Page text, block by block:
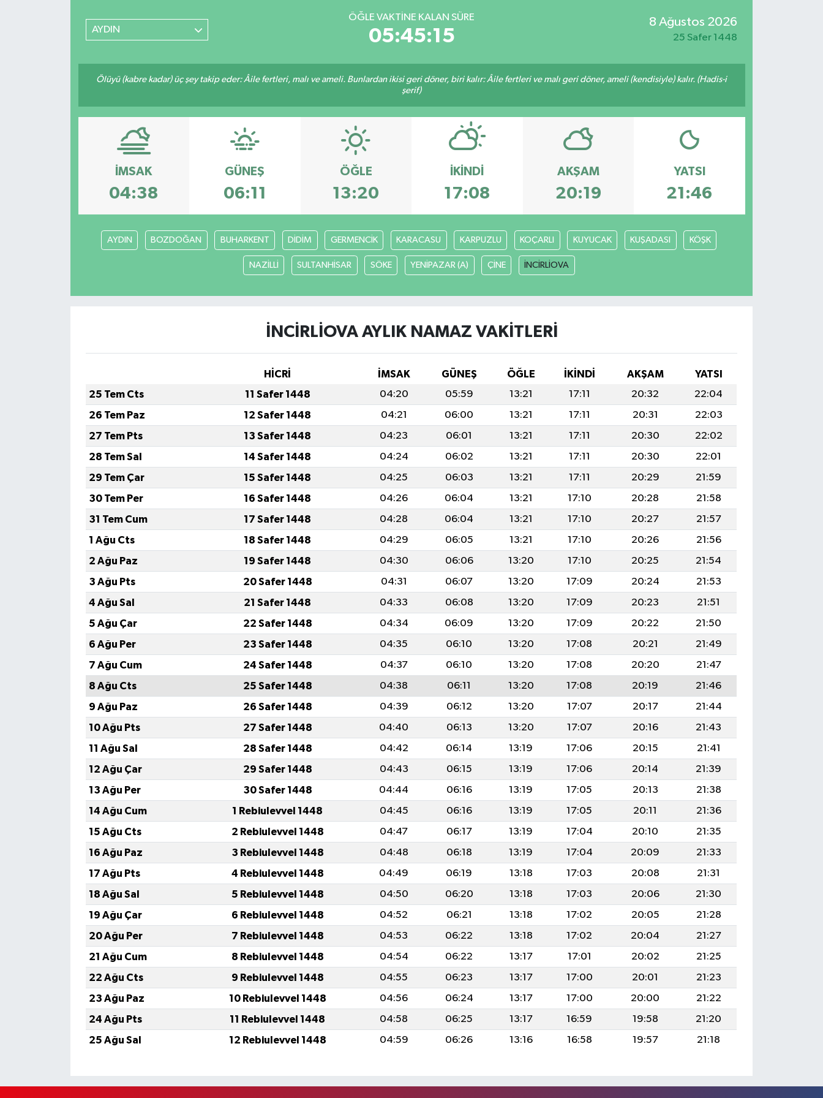
AYDIN
ÖĞLE VAKTINE KALAN SÜRE
05:45:14
8 Ağustos 2026
25 Safer 1448
Ölüyü (kabre kadar) üç şey takip eder: Âile fertleri, malı ve ameli. Bunlardan ikisi geri döner, biri kalır: Âile fertleri ve malı geri döner, ameli (kendisiyle) kalır. (Hadis-i
şerif)
İMSAK
04:38
GÜNEŞ
06:11
ÖĞLE
13:20
İKINDI
17:08
AKŞAM
20:19
YATSI
21:46
AYDIN BOZDOĞAN BUHARKENT DİDİM GERMENCİK KARACASU KARPUZLU KOÇARLI KUYUCAK KUŞADASI KÖŞK
NAZİLLİ SULTANHİSAR SÖKE YENİPAZAR (A) ÇİNE İNCİRLİOVA
İNCİRLİOVA AYLIK NAMAZ VAKITLERI
HİCRİ İMSAK GÜNEŞ ÖĞLE İKINDI AKŞAM
YATSI
25 Tem Cts
11 Safer 1448 04:20 05:59 13:21 17:11 20:32
22:04
26 Tem Paz
12 Safer 1448 04:21 06:00 13:21 17:11 20:31
22:03
27 Tem Pts
13 Safer 1448 04:23 06:01 13:21 17:11 20:30
22:02
28 Tem Sal
14 Safer 1448 04:24 06:02 13:21 17:11 20:30
22:01
29 Tem Çar
15 Safer 1448 04:25 06:03 13:21 17:11 20:29
21:59
30 Tem Per
16 Safer 1448 04:26 06:04 13:21 17:10 20:28
21:58
31 Tem Cum
17 Safer 1448 04:28 06:04 13:21 17:10 20:27
21:57
1 Ağu Cts
18 Safer 1448 04:29 06:05 13:21 17:10 20:26
21:56
2 Ağu Paz
19 Safer 1448 04:30 06:06 13:20 17:10 20:25
21:54
3 Ağu Pts
20 Safer 1448 04:31 06:07 13:20 17:09 20:24
21:53
4 Ağu Sal
21 Safer 1448 04:33 06:08 13:20 17:09 20:23
21:51
5 Ağu Çar
22 Safer 1448 04:34 06:09 13:20 17:09 20:22
21:50
6 Ağu Per
23 Safer 1448 04:35 06:10 13:20 17:08 20:21
21:49
7 Ağu Cum
24 Safer 1448 04:37 06:10 13:20 17:08 20:20
21:47
8 Ağu Cts
25 Safer 1448 04:38 06:11 13:20 17:08 20:19
21:46
9 Ağu Paz
26 Safer 1448 04:39 06:12 13:20 17:07 20:17
21:44
10 Ağu Pts
27 Safer 1448 04:40 06:13 13:20 17:07 20:16
21:43
11 Ağu Sal
28 Safer 1448 04:42 06:14 13:19 17:06 20:15
21:41
12 Ağu Çar
29 Safer 1448 04:43 06:15 13:19 17:06 20:14
21:39
13 Ağu Per
30 Safer 1448 04:44 06:16 13:19 17:05 20:13
21:38
14 Ağu Cum
1 Rebiulevvel 1448 04:45 06:16 13:19 17:05 20:11
21:36
15 Ağu Cts
2 Rebiulevvel 1448 04:47 06:17 13:19 17:04 20:10
21:35
16 Ağu Paz
3 Rebiulevvel 1448 04:48 06:18 13:19 17:04 20:09
21:33
17 Ağu Pts
4 Rebiulevvel 1448 04:49 06:19 13:18 17:03 20:08
21:31
18 Ağu Sal
5 Rebiulevvel 1448 04:50 06:20 13:18 17:03 20:06
21:30
19 Ağu Çar
6 Rebiulevvel 1448 04:52 06:21 13:18 17:02 20:05
21:28
20 Ağu Per
7 Rebiulevvel 1448 04:53 06:22 13:18 17:02 20:04
21:27
21 Ağu Cum
8 Rebiulevvel 1448 04:54 06:22 13:17 17:01 20:02
21:25
22 Ağu Cts
9 Rebiulevvel 1448 04:55 06:23 13:17 17:00 20:01
21:23
23 Ağu Paz
10 Rebiulevvel 1448 04:56 06:24 13:17 17:00 20:00
21:22
24 Ağu Pts
11 Rebiulevvel 1448 04:58 06:25 13:17 16:59 19:58
21:20
25 Ağu Sal
12 Rebiulevvel 1448 04:59 06:26 13:16 16:58 19:57 21:18
TRABZONSPOR